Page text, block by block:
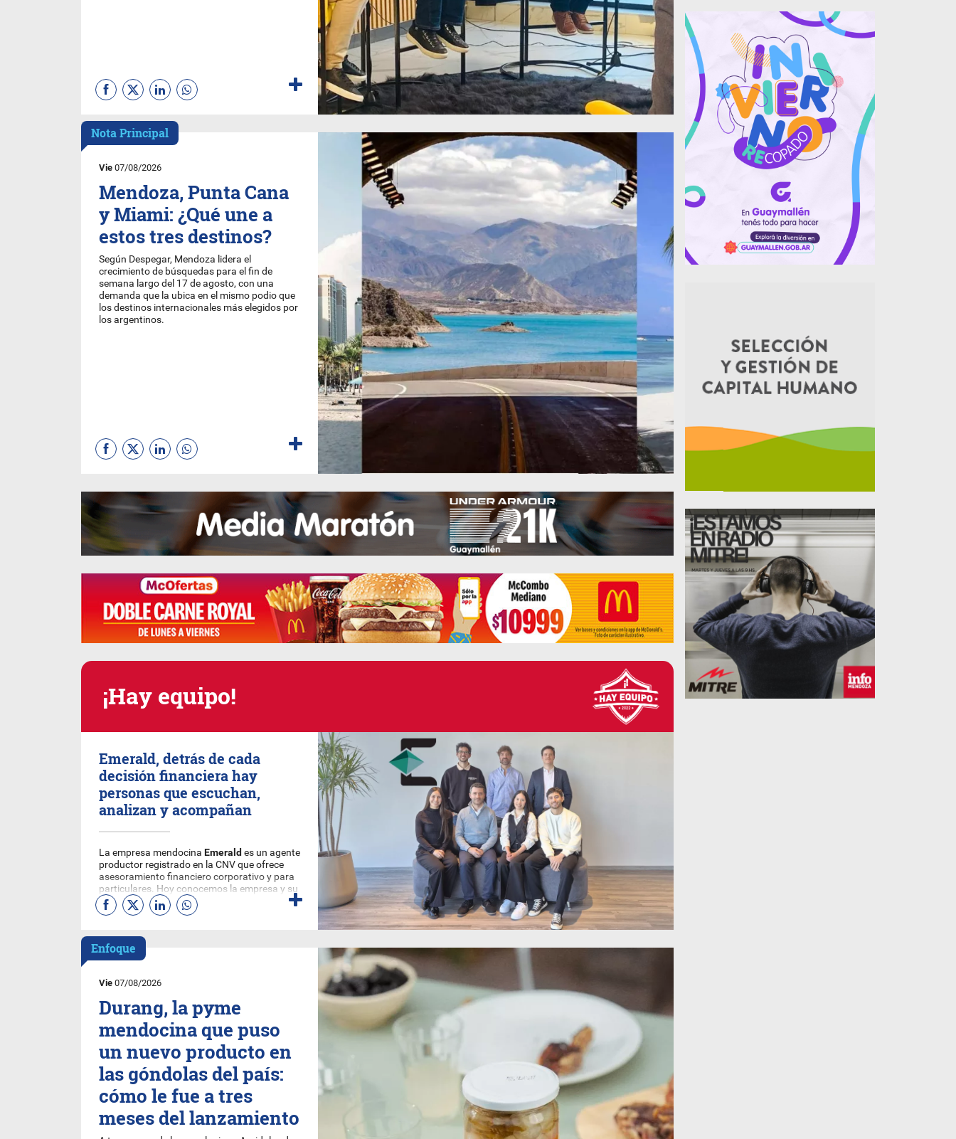
Nota Principal
Vie 07/08/2026
Mendoza, Punta Cana
y Miami: ¿Qué une a
estos tres destinos?
Según Despegar, Mendoza lidera el
crecimiento de búsquedas para el fin de
semana largo del 17 de agosto, con una
demanda que la ubica en el mismo podio que
los destinos internacionales más elegidos por
los argentinos.
Emerald, detrás de cada
decisión financiera hay
personas que escuchan,
analizan y acompañan
La empresa mendocinaEmerald es un agente
productor registrado en la CNV que ofrece
asesoramiento financiero corporativo y para
particulares. Hoy conocemos la empresa y su
equipo humano.
Enfoque
Vie 07/08/2026
Durang, la pyme
mendocina que puso
un nuevo producto en
las góndolas del país:
cómo le fue a tres
meses del lanzamiento